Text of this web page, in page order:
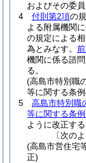
およびその委
4
付則第2項の
よる附属機関
の規定による
為とみなす。
機関に係る諮
る。
(高島市特別職
等に関する条
5
高島市特別職
等に関する条例
ように改正する
〔次の
(高島市営住宅
正)